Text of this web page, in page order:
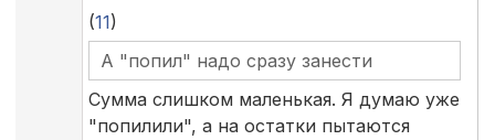
(11)
А "попил" надо сразу занести
Сумма слишком маленькая. Я думаю уже
"попилили", а на остатки пытаются